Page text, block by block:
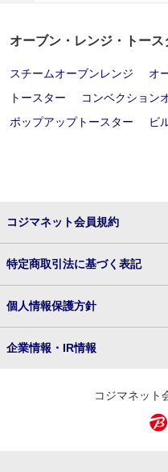
オーブン・レンジ・トー
スチームオーブンレンジ オ
トースター
コンベクション
ポップアップトースター
ビ
コジマネット会員規約
特定商取引法に基づく表記
個人情報保護方針
企業情報・IR情報
コジマネット